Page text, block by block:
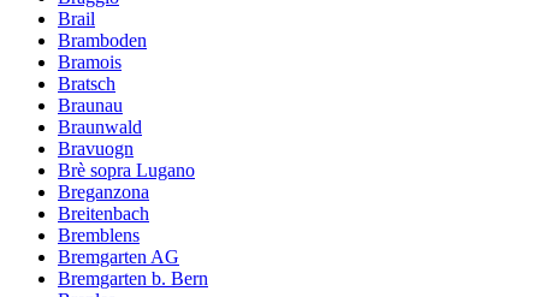
Brail
Bramboden
Bramois
Bratsch
Braunau
Braunwald
Bravuogn
Brè sopra Lugano
Breganzona
Breitenbach
Bremblens
Bremgarten AG
Bremgarten b. Bern